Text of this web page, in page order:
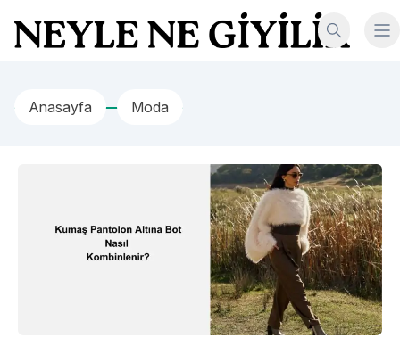
Neyle Ne Giyilir
Anasayfa Moda